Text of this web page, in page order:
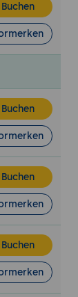
und
Buchen
Buchen
Buchen
Buchen